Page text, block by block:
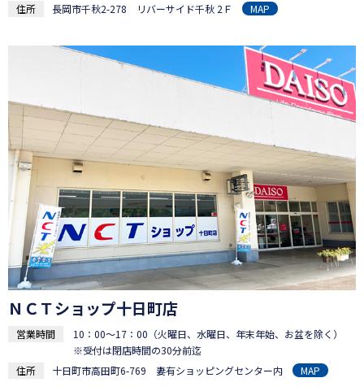
住所
長岡市千秋2-278 リバーサイド千秋 2Ｆ MAP
ＮＣＴショップ十日町店
営業時間
10：00～17：00（火曜日、水曜日、年末年始、お盆を除く）
※受付は閉店時間の30分前迄
住所
十日町市高田町6-769 妻有ショッピングセンター内 MAP